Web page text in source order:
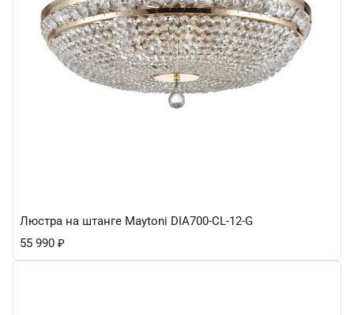
Люстра на штанге Maytoni DIA700-CL-12-G
55 990 ₽